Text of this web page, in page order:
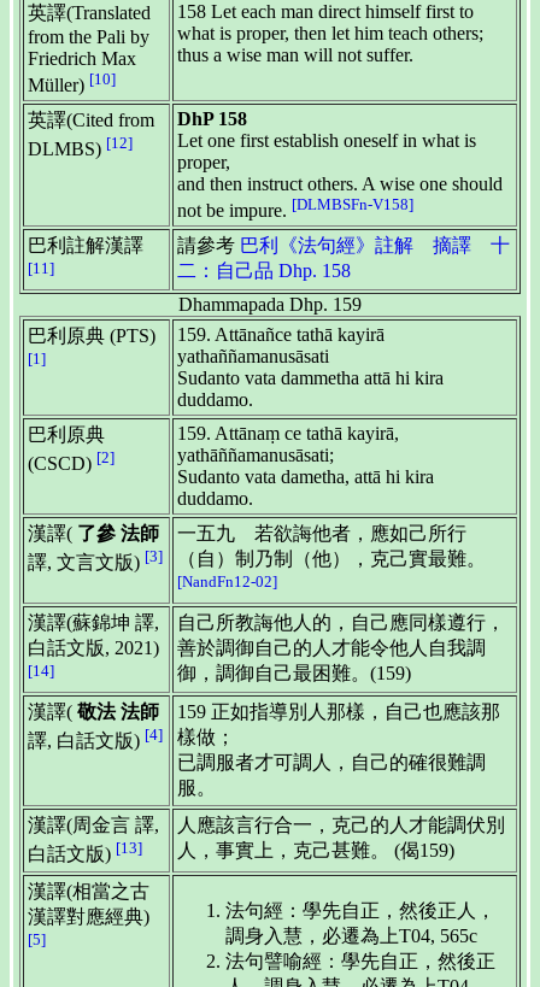
英譯(Translated
from the Pali by
Friedrich Max
Müller) [10]
158 Let each man direct himself first to
what is proper, then let him teach others;
thus a wise man will not suffer.
英譯(Cited from
DLMBS) [12]
DhP 158
Let one first establish oneself in what is
proper,
and then instruct others. A wise one should
not be impure. [DLMBSFn-V158]
巴利註解漢譯
[11]
請參考 巴利《法句經》註解 摘譯 十
二：自己品 Dhp. 158
Dhammapada Dhp. 159
巴利原典 (PTS)
[1]
159. Attānañce tathā kayirā
yathaññamanusāsati
Sudanto vata dammetha attā hi kira
duddamo.
巴利原典
(CSCD) [2]
159. Attānaṃ ce tathā kayirā,
yathāññamanusāsati;
Sudanto vata dametha, attā hi kira
duddamo.
漢譯( 了參 法師
譯, 文言文版) [3]
一五九 若欲誨他者，應如己所行
（自）制乃制（他），克己實最難。
[NandFn12-02]
漢譯(蘇錦坤 譯,
白話文版, 2021)
[14]
自己所教誨他人的，自己應同樣遵行，
善於調御自己的人才能令他人自我調
御，調御自己最困難。(159)
漢譯( 敬法 法師
譯, 白話文版) [4]
159 正如指導別人那樣，自己也應該那
樣做；
已調服者才可調人，自己的確很難調
服。
漢譯(周金言 譯,
白話文版) [13]
人應該言行合一，克己的人才能調伏別
人，事實上，克己甚難。 (偈159)
漢譯(相當之古
漢譯對應經典)
[5]
法句經：學先自正，然後正人，
調身入慧，必遷為上T04, 565c
法句譬喻經：學先自正，然後正